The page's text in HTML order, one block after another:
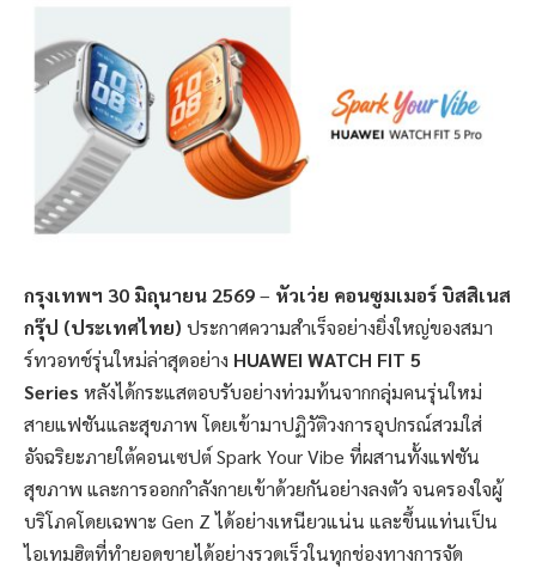
กรุงเทพฯ 30 มิถุนายน 2569– หัวเว่ย คอนซูมเมอร์ บิสสิเนส
กรุ๊ป (ประเทศไทย) ประกาศความสำเร็จอย่างยิ่งใหญ่ของสมา
ร์ทวอทช์รุ่นใหม่ล่าสุดอย่าง HUAWEI WATCH FIT 5
Series หลังได้กระแสตอบรับอย่างท่วมท้นจากกลุ่มคนรุ่นใหม่
สายแฟชันและสุขภาพ โดยเข้ามาปฏิวัติวงการอุปกรณ์สวมใส่
อัจฉริยะภายใต้คอนเซปต์ Spark Your Vibe ที่ผสานทั้งแฟชัน
สุขภาพ และการออกกำลังกายเข้าด้วยกันอย่างลงตัว จนครองใจผู้
บริโภคโดยเฉพาะ Gen Z ได้อย่างเหนียวแน่น และขึ้นแท่นเป็น
ไอเทมฮิตที่ทำยอดขายได้อย่างรวดเร็วในทุกช่องทางการจัด